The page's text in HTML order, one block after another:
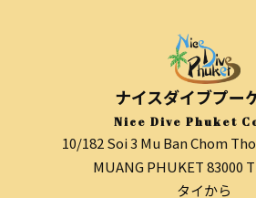
ナイスダイブプー
Nice Dive Phuket
10/182 Soi 3 Mu Ban Chom
MUANG PHUKET 83000
タイから